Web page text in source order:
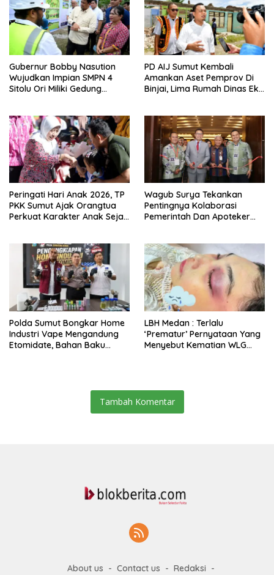
Gubernur Bobby Nasution
Wujudkan Impian SMPN 4
Sitolu Ori Miliki Gedung
PD AIJ Sumut Kembali
Amankan Aset Pemprov Di
Binjai, Lima Rumah Dinas Eks
Peringati Hari Anak 2026, TP
PKK Sumut Ajak Orangtua
Perkuat Karakter Anak Sejak
Wagub Surya Tekankan
Pentingnya Kolaborasi
Pemerintah Dan Apoteker
Polda Sumut Bongkar Home
Industri Vape Mengandung
Etomidate, Bahan Baku
LBH Medan : Terlalu
‘Prematur’ Pernyataan Yang
Menyebut Kematian WLG
Tambah Komentar
About us Contact us
Redaksi